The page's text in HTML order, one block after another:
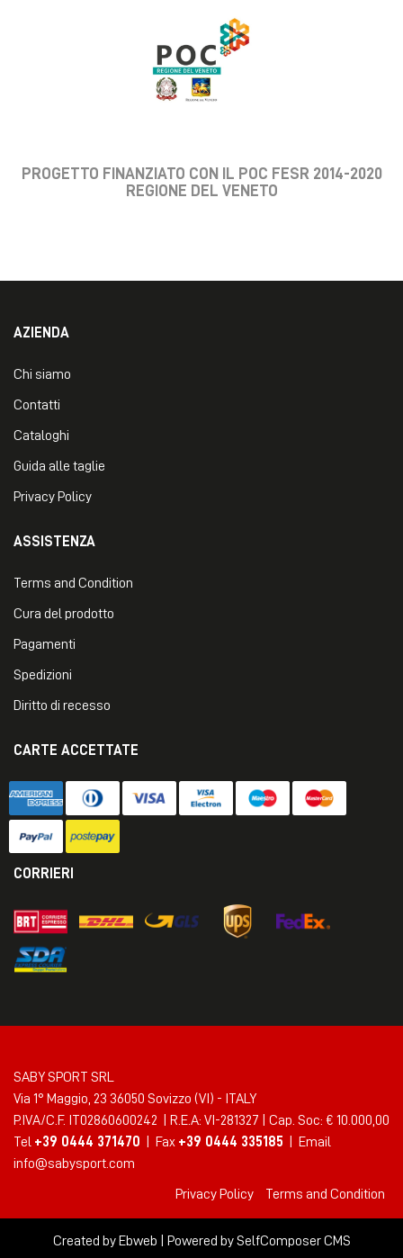
PROGETTO FINANZIATO CON IL POC FESR 2014-2020
REGIONE DEL VENETO
AZIENDA
Chi siamo
Contatti
Cataloghi
Guida alle taglie
Privacy Policy
ASSISTENZA
Terms and Condition
Cura del prodotto
Pagamenti
Spedizioni
Diritto di recesso
CARTE ACCETTATE
CORRIERI
SABY SPORT SRL
Via 1° Maggio, 23 36050 Sovizzo (VI) - ITALY
P.IVA/C.F. IT02860600242 | R.E.A: VI-281327 | Cap. Soc: € 10.000,00
Tel +39 0444 371470 | Fax +39 0444 335185 | Email
info@sabysport.com
Privacy Policy Terms and Condition
Created by Ebweb | Powered by SelfComposer CMS